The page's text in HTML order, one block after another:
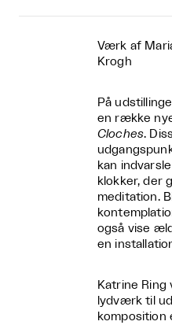
Værk af
Krogh
På
en række
Cloches.
kan
klokker, der
meditation.
også vise
en
Katrine
lydværk til
komposition